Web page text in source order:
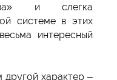
и слегка
системе в этих
интересный
другой характер –